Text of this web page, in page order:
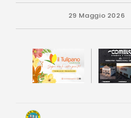
29 Maggio 2026